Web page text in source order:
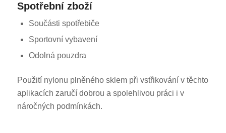
Spotřební zboží
Součásti spotřebiče
Sportovní vybavení
Odolná pouzdra
Použití nylonu plněného sklem při vstřikování v těchto
aplikacích zaručí dobrou a spolehlivou práci i v
náročných podmínkách.